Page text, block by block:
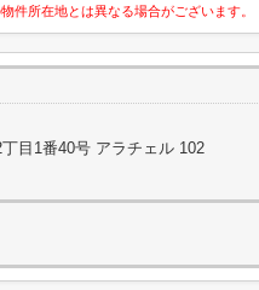
件所在地とは異なる場合がございます。
目1番40号 アラチェル 102